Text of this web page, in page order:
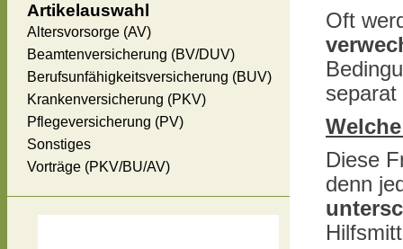
Oft
separat
Diese
denn
Artikelauswahl
Altersvorsorge (AV)
Beamtenversicherung (BV/DUV)
Berufsunfähigkeitsversicherung (BUV)
Krankenversicherung (PKV)
Pflegeversicherung (PV)
Sonstiges
Vorträge (PKV/BU/AV)